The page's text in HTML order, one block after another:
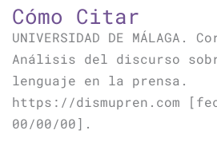
Cómo Citar
UNIVERSIDAD DE MÁLAGA.
Análisis del discurso
lenguaje en la prensa.
https://dismupren.com
00/00/00].